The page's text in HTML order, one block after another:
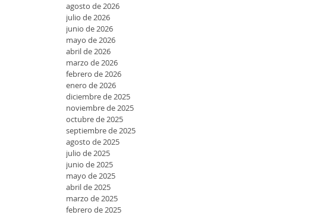
agosto de 2026
julio de 2026
junio de 2026
mayo de 2026
abril de 2026
marzo de 2026
febrero de 2026
enero de 2026
diciembre de 2025
noviembre de 2025
octubre de 2025
septiembre de 2025
agosto de 2025
julio de 2025
junio de 2025
mayo de 2025
abril de 2025
marzo de 2025
febrero de 2025